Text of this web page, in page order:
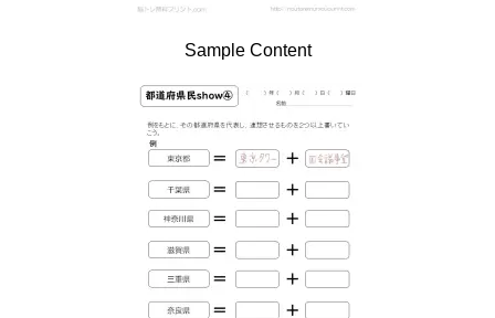
Sample Content